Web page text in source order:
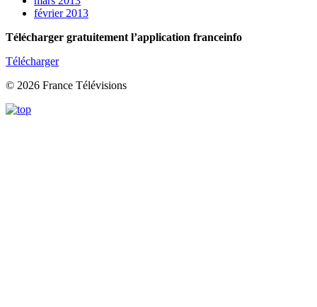
février 2013
Télécharger gratuitement l’application franceinfo
Télécharger
© 2026 France Télévisions